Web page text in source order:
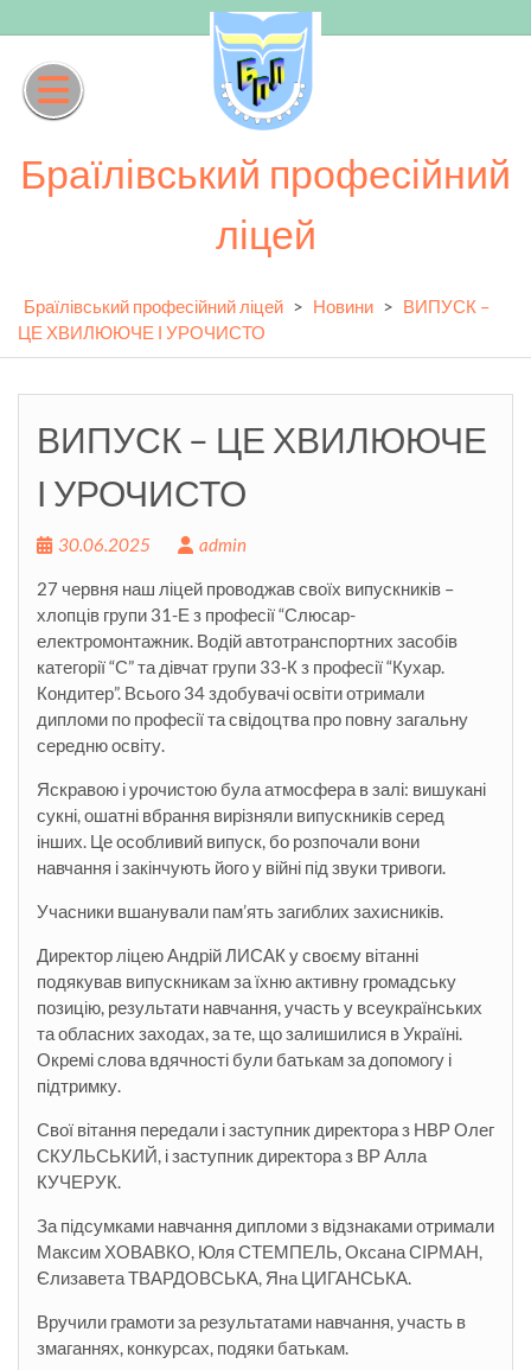
to
content
Браїлівський професійний
ліцей
Браїлівський професійний ліцей > Новини > ВИПУСК –
ЦЕ ХВИЛЮЮЧЕ І УРОЧИСТО
ВИПУСК – ЦЕ ХВИЛЮЮЧЕ
І УРОЧИСТО
30.06.2025 admin
27 червня наш ліцей проводжав своїх випускників –
хлопців групи 31-Е з професії “Слюсар-
електромонтажник. Водій автотранспортних засобів
категорії “С” та дівчат групи 33-К з професії “Кухар.
Кондитер”. Всього 34 здобувачі освіти отримали
дипломи по професії та свідоцтва про повну загальну
середню освіту.
Яскравою і урочистою була атмосфера в залі: вишукані
сукні, ошатні вбрання вирізняли випускників серед
інших. Це особливий випуск, бо розпочали вони
навчання і закінчують його у війні під звуки тривоги.
Учасники вшанували пам’ять загиблих захисників.
Директор ліцею Андрій ЛИСАК у своєму вітанні
подякував випускникам за їхню активну громадську
позицію, результати навчання, участь у всеукраїнських
та обласних заходах, за те, що залишилися в Україні.
Окремі слова вдячності були батькам за допомогу і
підтримку.
Свої вітання передали і заступник директора з НВР Олег
СКУЛЬСЬКИЙ, і заступник директора з ВР Алла
КУЧЕРУК.
За підсумками навчання дипломи з відзнаками отримали
Максим ХОВАВКО, Юля СТЕМПЕЛЬ, Оксана СІРМАН,
Єлизавета ТВАРДОВСЬКА, Яна ЦИГАНСЬКА.
Вручили грамоти за результатами навчання, участь в
змаганнях, конкурсах, подяки батькам.